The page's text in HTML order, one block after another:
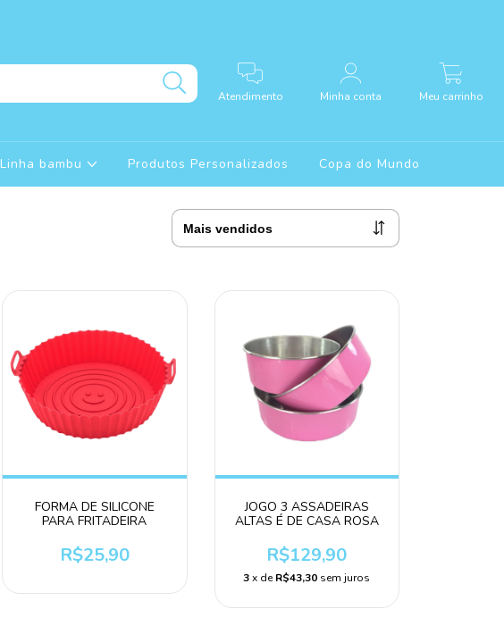
Atendimento Minha conta Meu carrinho
Linha bambu Produtos Personalizados Copa do Mundo
FORMA DE SILICONE
PARA FRITADEIRA
R$25,90
JOGO 3 ASSADEIRAS
ALTAS É DE CASA ROSA
R$129,90
3 x deR$43,30 sem juros